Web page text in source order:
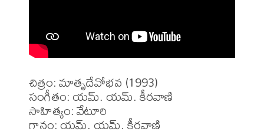
చిత్రం: మాతృదేవోభవ (1993)
సంగీతం: యమ్. యమ్. కీరవాణి
సాహిత్యం: వేటూరి
గానం: యమ్. యమ్. కీరవాణి